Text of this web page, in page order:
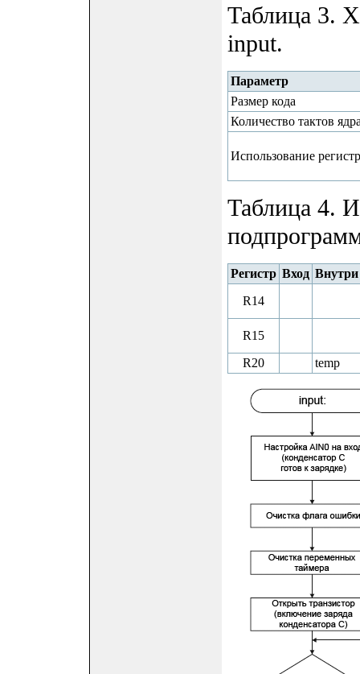
Таблица 3.
input.
Параметр
Размер кода
Количество тактов
Использование
Таблица 4.
Регистр Вход Внутри
R14
R15
R20
temp